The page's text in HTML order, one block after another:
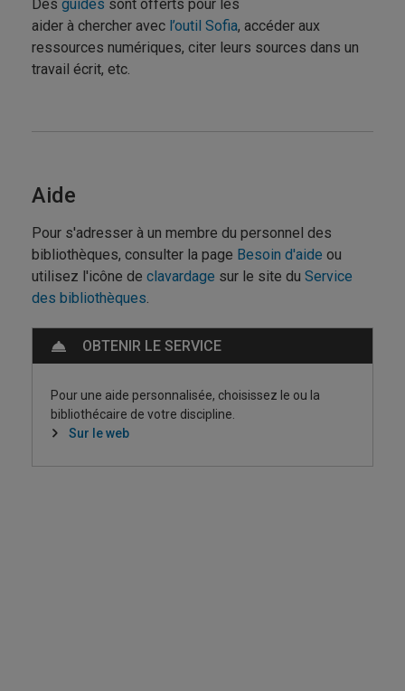
Des guides sont offerts pour les
aider à chercher avec l’outil Sofia, accéder aux
ressources numériques, citer leurs sources dans un
travail écrit, etc.
Aide
Pour s'adresser à un membre du personnel des
bibliothèques, consulter la page Besoin d'aide ou
utilisez l'icône de clavardage sur le site du Service
des bibliothèques.
OBTENIR LE SERVICE
Pour une aide personnalisée, choisissez le ou la
bibliothécaire de votre discipline.
Sur le web